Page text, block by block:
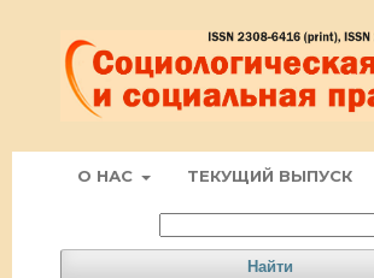
О НАС ТЕКУЩИЙ ВЫПУСК
Найти